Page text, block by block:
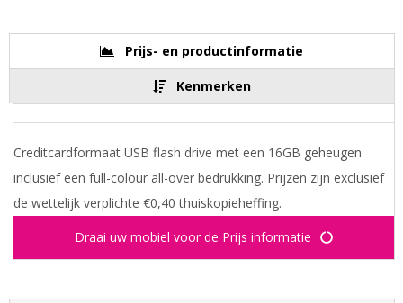
Prijs- en productinformatie
Kenmerken
Creditcardformaat USB flash drive met een 16GB geheugen
inclusief een full-colour all-over bedrukking. Prijzen zijn exclusief
de wettelijk verplichte €0,40 thuiskopieheffing.
Draai uw mobiel voor de Prijs informatie